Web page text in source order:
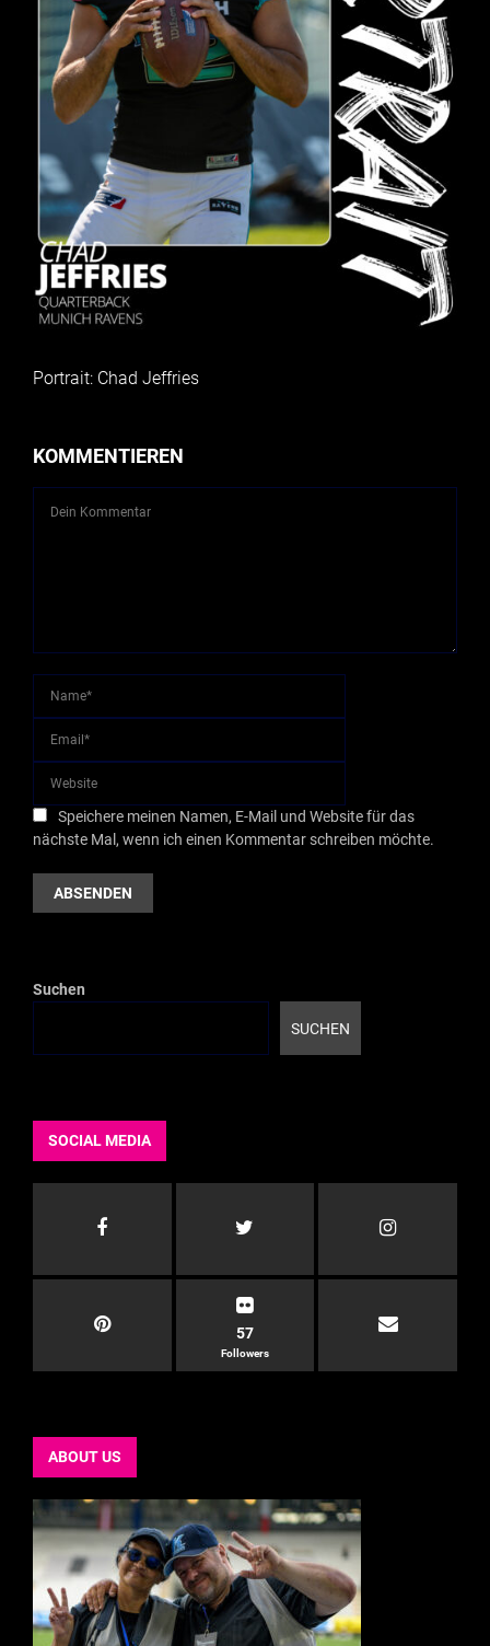
Portrait: Chad Jeffries
KOMMENTIEREN
Speichere meinen Namen, E-Mail und Website für das
nächste Mal, wenn ich einen Kommentar schreiben möchte.
Suchen
SUCHEN
SOCIAL MEDIA
57
Followers
ABOUT US